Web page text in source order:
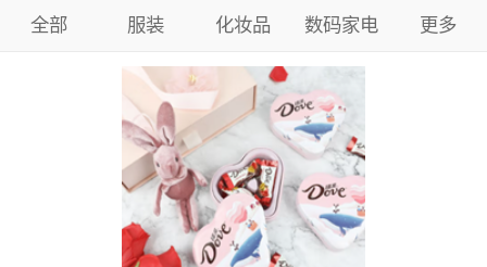
全部 服装 化妆品 数码家电 更多